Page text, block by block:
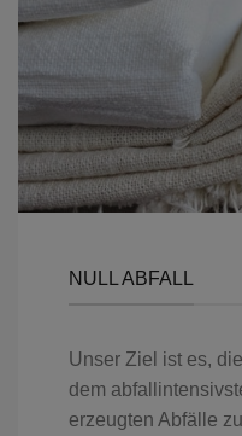
NULL ABFALL
Unser Ziel ist es,
dem
erzeugten Abfälle